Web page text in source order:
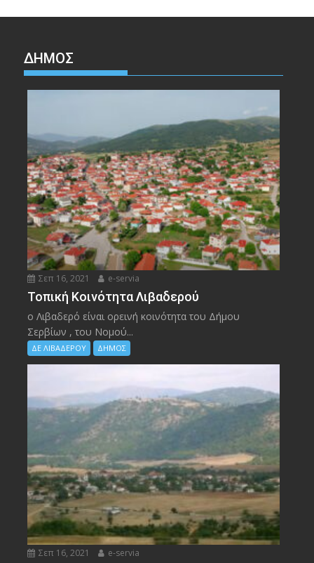
ΔΉΜΟΣ
Σεπ 16, 2021 e-servia
Τοπική Κοινότητα Λιβαδερού
ο Λιβαδερό είναι ορεινή κοινότητα του Δήμου
Σερβίων , του Νομού...
ΔΕ ΛΙΒΑΔΕΡΟΥ ΔΗΜΟΣ
Σεπ 16, 2021 e-servia